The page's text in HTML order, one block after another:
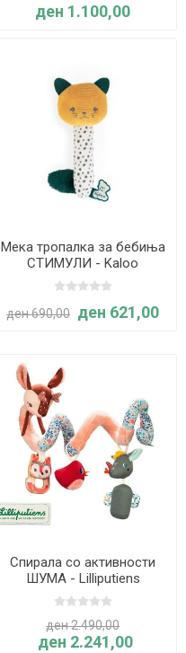
ден 1.100,00
Мека тропалка за бебиња
СТИМУЛИ - Kaloo
ден 690,00 ден 621,00
Спирала со активности
ШУМА - Lilliputiens
ден 2.490,00
ден 2.241,00